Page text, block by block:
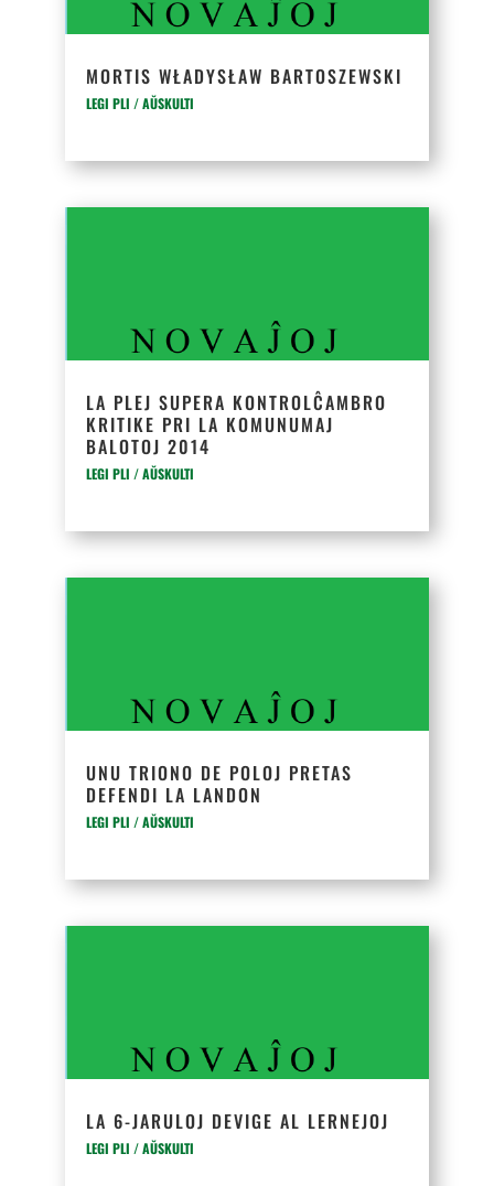
MORTIS WŁADYSŁAW BARTOSZEWSKI
LEGI PLI / AŬSKULTI
LA PLEJ SUPERA KONTROLĈAMBRO
KRITIKE PRI LA KOMUNUMAJ
BALOTOJ 2014
LEGI PLI / AŬSKULTI
UNU TRIONO DE POLOJ PRETAS
DEFENDI LA LANDON
LEGI PLI / AŬSKULTI
LA 6-JARULOJ DEVIGE AL LERNEJOJ
LEGI PLI / AŬSKULTI